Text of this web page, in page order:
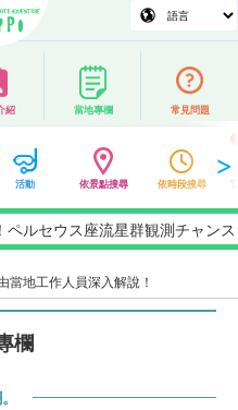
紹 當地專欄 常見問題
活動 依景點搜尋 依時段搜尋
群観測チャンス★全国No.1シ
當地工作人員深入解說！
欄